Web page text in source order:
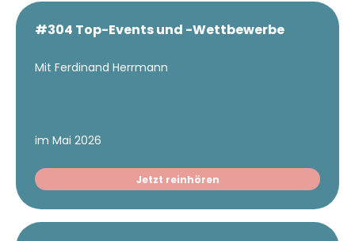
#304 Top-Events und -Wettbewerbe
Mit Ferdinand Herrmann
im Mai 2026
Jetzt reinhören